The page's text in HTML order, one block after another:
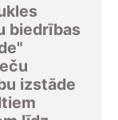
biedrības
izstāde